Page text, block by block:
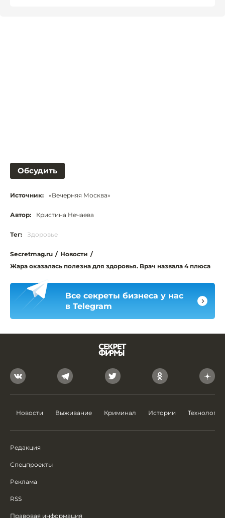
Обсудить
Источник: «Вечерняя Москва»
Автор: Кристина Нечаева
Тег: Здоровье
Secretmag.ru / Новости /
Жара оказалась полезна для здоровья. Врач назвала 4 плюса
Все секреты бизнеса у нас
в Telegram
Новости Выживание Криминал Истории Технологии
Редакция
Спецпроекты
Реклама
RSS
Правовая информация